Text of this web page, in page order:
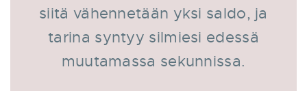
siitä vähennetään yksi saldo, ja
tarina syntyy silmiesi edessä
muutamassa sekunnissa.